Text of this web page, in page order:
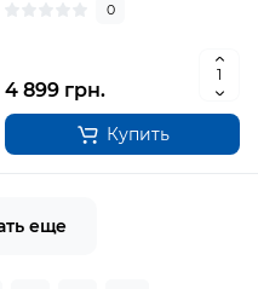
0
4 899 грн.
Купить
еще